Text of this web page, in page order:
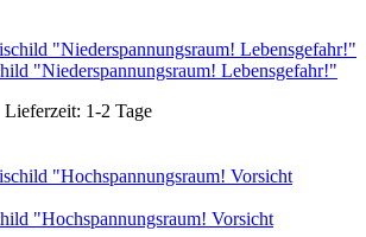
"Niederspannungsraum! Lebensgefahr!"
Lieferzeit: 1-2 Tage
"Hochspannungsraum! Vorsicht